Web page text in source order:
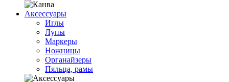
Аксессуары
Иглы
Лупы
Маркеры
Ножницы
Органайзеры
Пяльца, рамы